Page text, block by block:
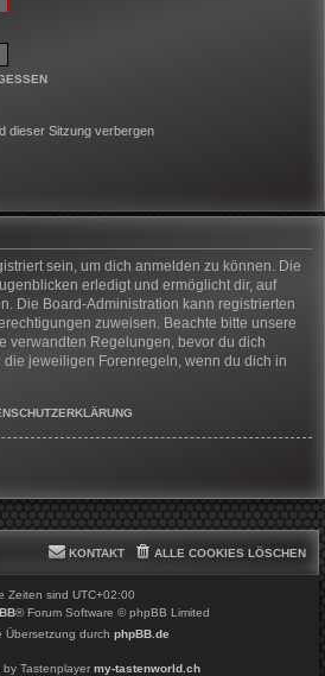
dieser Sitzung verbergen
sein, um dich anmelden zu können. Die
erledigt und ermöglicht dir, auf
Die Board-Administration kann registrierten
zuweisen. Beachte bitte unsere
verwandten Regelungen, bevor du dich
die jeweiligen Forenregeln, wenn du dich in
ALLE COOKIES LÖSCHEN
KONTAKT
Zeiten sind UTC+02:00
® Forum Software © phpBB Limited
Übersetzung durch phpBB.de
Tastenplayer my-tastenworld.ch